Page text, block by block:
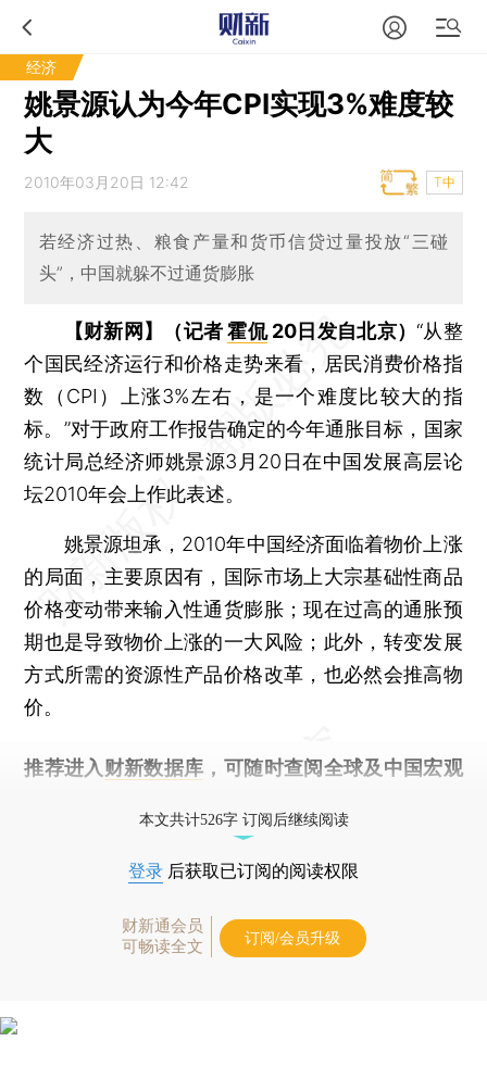
经济
姚景源认为今年CPI实现3%难度较
大
2010年03月20日 12:42 T中
若经济过热、粮食产量和货币信贷过量投放“三碰
头”，中国就躲不过通货膨胀
【财新网】（记者霍侃20日发自北京）“从整
个国民经济运行和价格走势来看，居民消费价格指
数（CPI）上涨3%左右，是一个难度比较大的指
标。”对于政府工作报告确定的今年通胀目标，国家
统计局总经济师姚景源3月20日在中国发展高层论
坛2010年会上作此表述。
姚景源坦承，2010年中国经济面临着物价上涨
的局面，主要原因有，国际市场上大宗基础性商品
价格变动带来输入性通货膨胀；现在过高的通胀预
期也是导致物价上涨的一大风险；此外，转变发展
方式所需的资源性产品价格改革，也必然会推高物
价。
推荐进入 财新数据库 ，可随时查阅全球及中国宏观
本文共计526字 订阅后继续阅读
登录 后获取已订阅的阅读权限
财新通会员
可畅读全文
订阅/会员升级